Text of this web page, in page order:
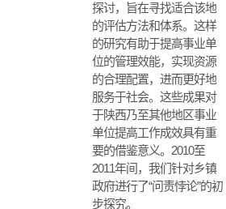
探讨，旨在寻找适合该地
的评估方法和体系。这样
的研究有助于提高事业单
位的管理效能，实现资源
的合理配置，进而更好地
服务于社会。这些成果对
于陕西乃至其他地区事业
单位提高工作成效具有重
要的借鉴意义。2010至
2011年间，我们针对乡镇
政府进行了“问责悖论”的初
步探究。